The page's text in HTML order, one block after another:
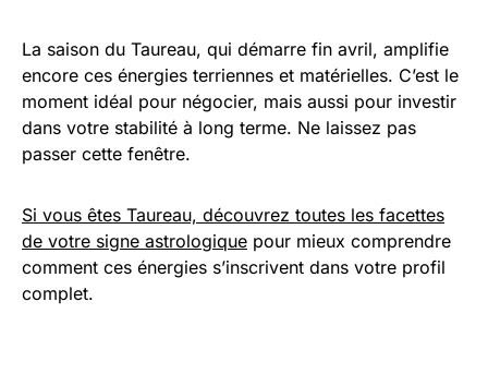
La saison du Taureau, qui démarre fin avril, amplifie
encore ces énergies terriennes et matérielles. C’est le
moment idéal pour négocier, mais aussi pour investir
dans votre stabilité à long terme. Ne laissez pas
passer cette fenêtre.
Si vous êtes Taureau, découvrez toutes les facettes
de votre signe astrologique pour mieux comprendre
comment ces énergies s’inscrivent dans votre profil
complet.